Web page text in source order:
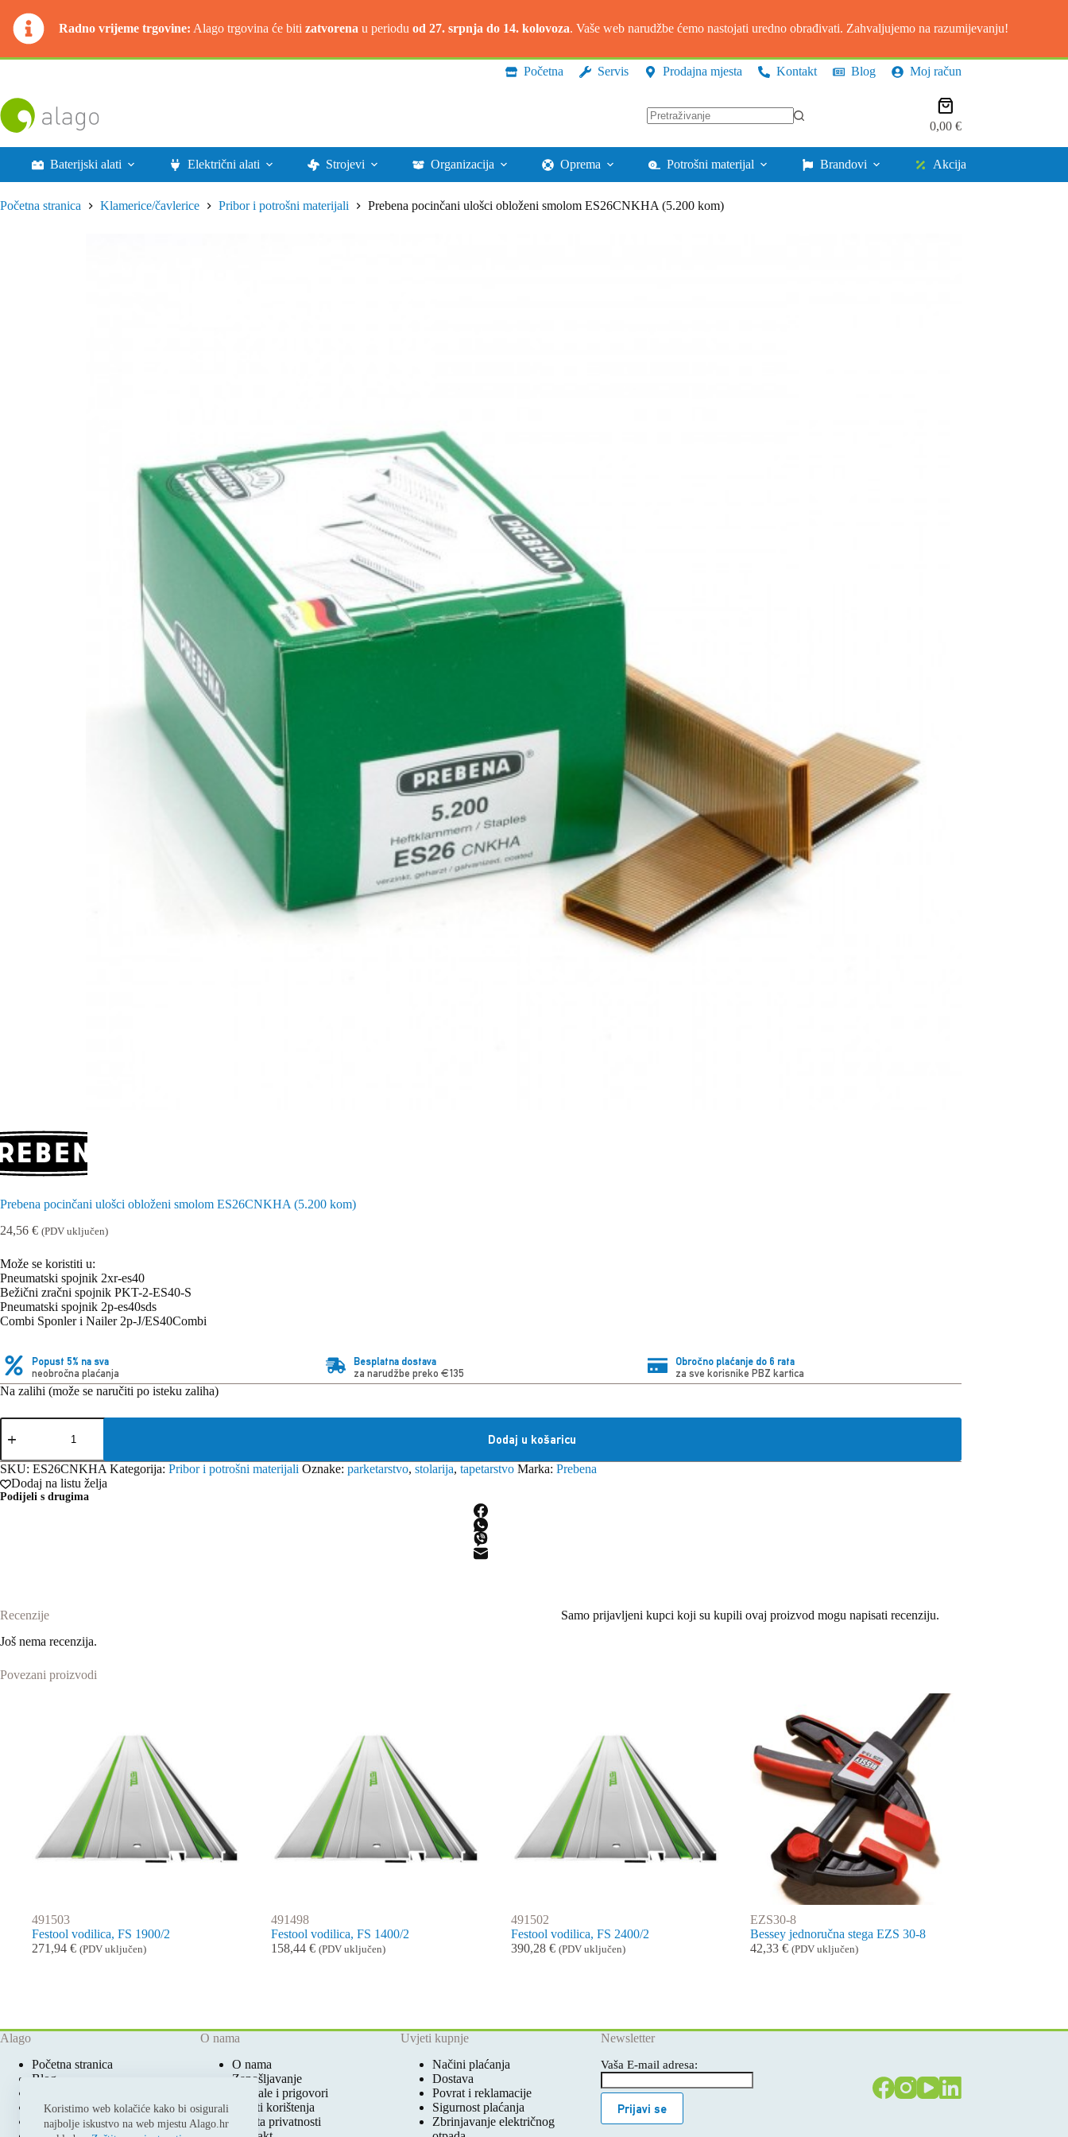
Radno vrijeme trgovine: Alago trgovina će biti zatvorena u periodu od 27. srpnja do 14. kolovoza. Vaše web narudžbe ćemo nastojati uredno obrađivati. Zahvaljujemo na razumijevanju!
Preskoči
Koristimo web kolačiće kako bi osigurali
najbolje iskustvo na web mjestu Alago.hr
Početna Servis Prodajna mjesta Kontakt Blog Moj račun
rezultata.
Košarica
0,00 €
Baterijski alati Električni alati Strojevi Organizacija Oprema Potrošni materijal Brandovi Akcija
Početna stranica Klamerice/čavlerice Pribor i potrošni materijali Prebena pocinčani ulošci obloženi smolom ES26CNKHA (5.200 kom)
Prebena pocinčani ulošci obloženi smolom ES26CNKHA (5.200 kom)
24,56 € (PDV uključen)
Može se koristiti u:
Pneumatski spojnik 2xr-es40
Bežični zračni spojnik PKT-2-ES40-S
Pneumatski spojnik 2p-es40sds
Combi Sponler i Nailer 2p-J/ES40Combi
Popust 5% na sva
neobročna plaćanja
Besplatna dostava
za narudžbe preko €135
Obročno plaćanje do 6 rata
za sve korisnike PBZ kartica
Na zalihi (može se naručiti po isteku zaliha)
Prebena
pocinčani
obloženi
smolom
ES26CNKHA
(5.200
Dodaj u košaricu
SKU: ES26CNKHA Kategorija: Pribor i potrošni materijali Oznake: parketarstvo, stolarija, tapetarstvo Marka: Prebena
Dodaj na listu želja
Podijeli s drugima
Recenzije
Još nema recenzija.
Samo prijavljeni kupci koji su kupili ovaj proizvod mogu napisati recenziju.
Povezani proizvodi
491503
Festool vodilica, FS 1900/2
271,94 € (PDV uključen)
491498
Festool vodilica, FS 1400/2
158,44€ (PDV uključen)
491502
Festool vodilica, FS 2400/2
390,28 € (PDV uključen)
EZS30-8
Bessey jednoručna stega EZS 30-8
42,33€ (PDV uključen)
Alago
Početna stranica
Blog
Prodajna mjesta
Katalozi i cjenici
O nama
O nama
Zapošljavanje
Pohvale i prigovori
Uvjeti korištenja
Zaštita privatnosti
Uvjeti kupnje
Načini plaćanja
Dostava
Povrat i reklamacije
Sigurnost plaćanja
Zbrinjavanje električnog
Newsletter
Vaša E-mail adresa:
Prijavi se